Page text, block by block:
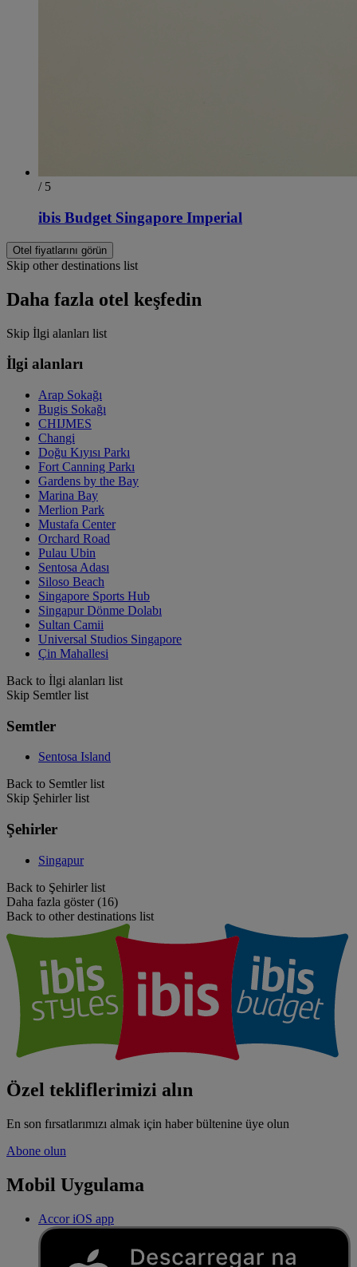
/ 5
ibis Budget Singapore Imperial
Otel fiyatlarını görün
Skip other destinations list
Daha fazla otel keşfedin
Skip İlgi alanları list
İlgi alanları
Arap Sokağı
Bugis Sokağı
CHIJMES
Changi
Doğu Kıyısı Parkı
Fort Canning Parkı
Gardens by the Bay
Marina Bay
Merlion Park
Mustafa Center
Orchard Road
Pulau Ubin
Sentosa Adası
Siloso Beach
Singapore Sports Hub
Singapur Dönme Dolabı
Sultan Camii
Universal Studios Singapore
Çin Mahallesi
Back to İlgi alanları list
Skip Semtler list
Semtler
Sentosa Island
Back to Semtler list
Skip Şehirler list
Şehirler
Singapur
Back to Şehirler list
Daha fazla göster (16)
Back to other destinations list
Özel tekliflerimizi alın
En son fırsatlarımızı almak için haber bültenine üye olun
Abone olun
Mobil Uygulama
Accor iOS app